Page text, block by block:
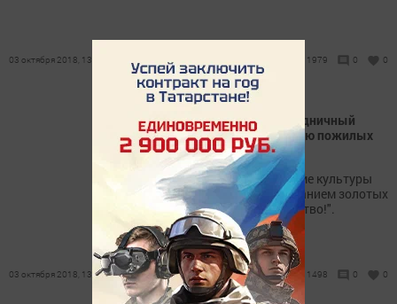
03 октября 2018, 13:58 1979 0 0
В Пановке состоялся праздничный
концерт, посвящённый Дню пожилых
людей
В Пановском сельском доме культуры
прошел концерт с чествованием золотых
пар "Мои года - моё богатство!".
03 октября 2018, 13:51 1498 0 0